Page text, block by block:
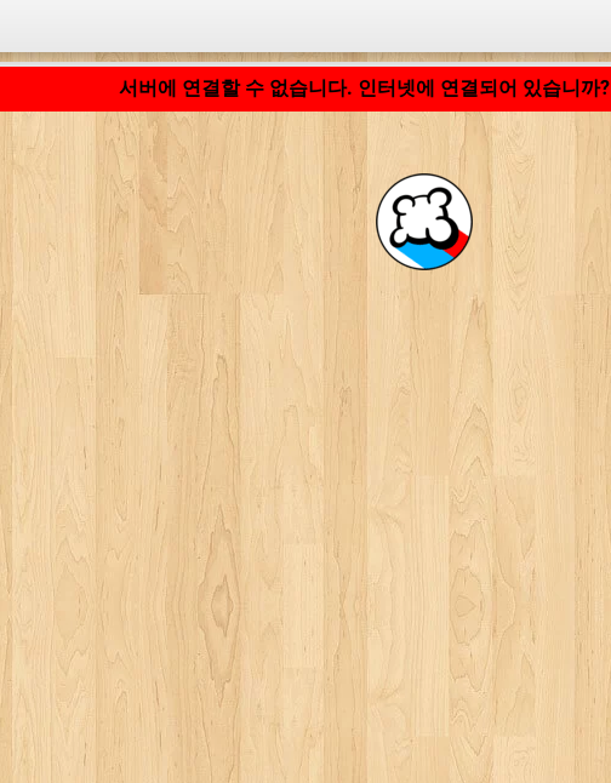
서버에 연결할 수 없습니다. 인터넷에 연결되어 있습니까?
응용 프로그램 로딩 중... ...